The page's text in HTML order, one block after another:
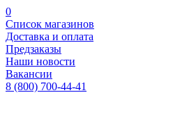
0
Список магазинов
Доставка и оплата
Предзаказы
Наши новости
Вакансии
8 (800) 700-44-41